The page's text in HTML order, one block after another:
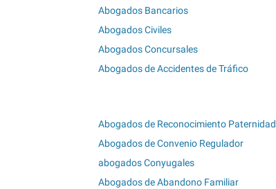
Abogados Bancarios
Abogados Civiles
Abogados Concursales
Abogados de Accidentes de Tráfico
Abogados de Reconocimiento Paternidad
Abogados de Convenio Regulador
abogados Conyugales
Abogados de Abandono Familiar